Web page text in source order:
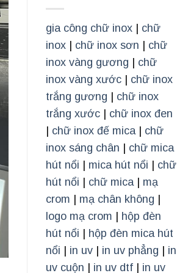
gia công chữ inox| chữ
inox| chữ inox sơn
chữ
inox vàng gương
chữ
inox vàng xước| chữ inox
trắng gương
chữ inox
trắng xước| chữ inox đen
chữ inox đế mica| chữ
inox sáng chân
chữ mica
hút nổi
mica hút nổi
chữ
hút nổi
chữ mica| mạ
crom
mạ chân không
logo mạ crom
hộp đèn
hút nổi
hộp đèn mica hút
nổi
in uv| in uv phẳng
in
uv cuộn
in uv dtf| in uv